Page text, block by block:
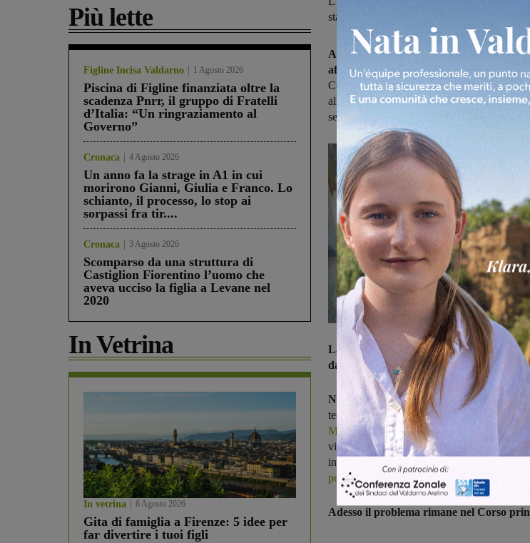
Più lette
Figline Incisa Valdarno 1 Agosto 2026
Piscina di Figline finanziata oltre la
scadenza Pnrr, il gruppo di Fratelli
d’Italia: “Un ringraziamento al
Governo”
Cronaca 4 Agosto 2026
Un anno fa la strage in A1 in cui
morirono Gianni, Giulia e Franco. Lo
schianto, il processo, lo stop ai
sorpassi fra tir....
Cronaca 3 Agosto 2026
Scomparso da una struttura di
Castiglion Fiorentino l’uomo che
aveva ucciso la figlia a Levane nel
2020
In Vetrina
In vetrina 6 Agosto 2026
Gita di famiglia a Firenze: 5 idee per
far divertire i tuoi figli
stati eseguiti nella mattina
Ancora una perdita d'acqua a Figline,
affrontato e peggiorato.I tecnici di
Corso Mazzini, in via Oberdan e nel vicolo
alla rete idrica. Ma nonostante le opere per
serata un tratto di Corso Mazzini è allagato.
La rete idrica di Figline sembra non
da una parte e si guasta dall'altra.
Negli ultimi giorni problemi si sono
tecnici avevano apposto alle tubature otto
Morandi. Stessa situazione in piazza
via Barducci. Nella strada
da oltre mese si
intervengono i tecnici della società che
perdita si sposta di qualche metro nella piazza.
Adesso il problema rimane nel Corso